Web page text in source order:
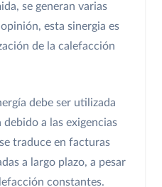
se generan varias
esta sinergia es
de la calefacción
debe ser utilizada
a las exigencias
traduce en facturas
a largo plazo, a pesar
constantes.